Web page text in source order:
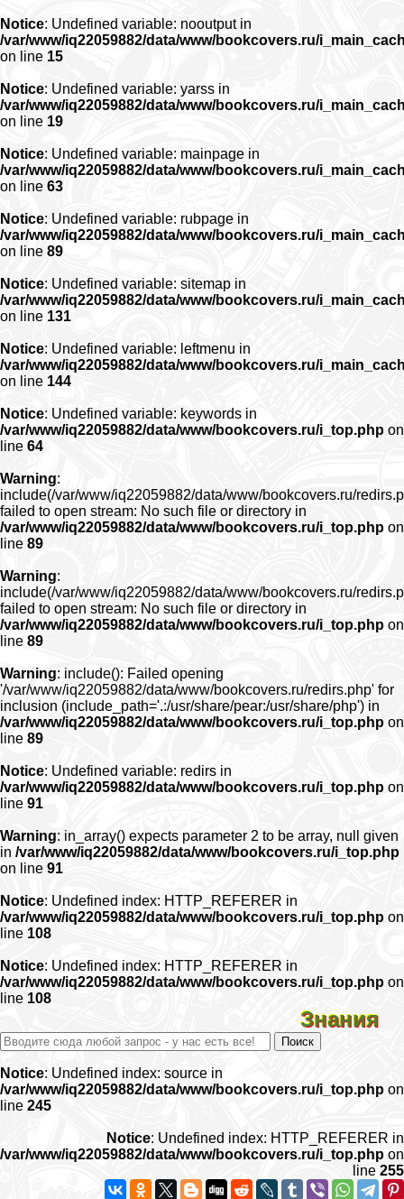
Notice: Undefined variable: nooutput in
/var/www/iq22059882/data/www/bookcovers.ru/
on line 15
Notice: Undefined variable: yarss in
/var/www/iq22059882/data/www/bookcovers.ru/
on line 19
Notice: Undefined variable: mainpage in
/var/www/iq22059882/data/www/bookcovers.ru/
on line 63
Notice: Undefined variable: rubpage in
/var/www/iq22059882/data/www/bookcovers.ru/
on line 89
Notice: Undefined variable: sitemap in
/var/www/iq22059882/data/www/bookcovers.ru/
on line 131
Notice: Undefined variable: leftmenu in
/var/www/iq22059882/data/www/bookcovers.ru/
on line 144
Notice: Undefined variable: keywords in
/var/www/iq22059882/data/www/bookcovers.ru/i_top.php on
line 64
Warning:
include(/var/www/iq22059882/data/www/bookcovers.ru/
failed to open stream: No such file or directory in
/var/www/iq22059882/data/www/bookcovers.ru/i_top.php on
line 89
Warning:
include(/var/www/iq22059882/data/www/bookcovers.ru/
failed to open stream: No such file or directory in
/var/www/iq22059882/data/www/bookcovers.ru/i_top.php on
line 89
Warning: include(): Failed opening
'/var/www/iq22059882/data/www/bookcovers.ru/redirs.php' for
inclusion (include_path='.:/usr/share/pear:/usr/share/php') in
/var/www/iq22059882/data/www/bookcovers.ru/i_top.php on
line 89
Notice: Undefined variable: redirs in
/var/www/iq22059882/data/www/bookcovers.ru/i_top.php on
line 91
Warning: in_array() expects parameter 2 to be array, null given
in /var/www/iq22059882/data/www/bookcovers.ru/i_top.php
on line 91
Notice: Undefined index: HTTP_REFERER in
/var/www/iq22059882/data/www/bookcovers.ru/i_top.php on
line 108
Notice: Undefined index: HTTP_REFERER in
/var/www/iq22059882/data/www/bookcovers.ru/i_top.php on
line 108
Знания
Notice: Undefined index: source in
/var/www/iq22059882/data/www/bookcovers.ru/i_top.php on
line 245
Notice: Undefined index: HTTP_REFERER in
/var/www/iq22059882/data/www/bookcovers.ru/i_top.php on
line 255